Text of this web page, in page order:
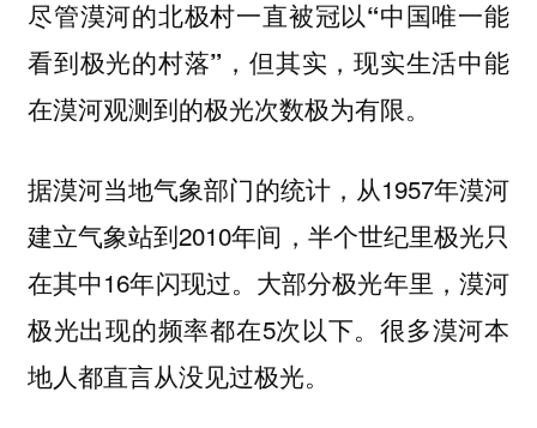
尽管漠河的北极村一直被冠以“中国唯一能
看到极光的村落”，但其实，现实生活中能
在漠河观测到的极光次数极为有限。
据漠河当地气象部门的统计，从1957年漠河
建立气象站到2010年间，半个世纪里极光只
在其中16年闪现过。大部分极光年里，漠河
极光出现的频率都在5次以下。很多漠河本
地人都直言从没见过极光。